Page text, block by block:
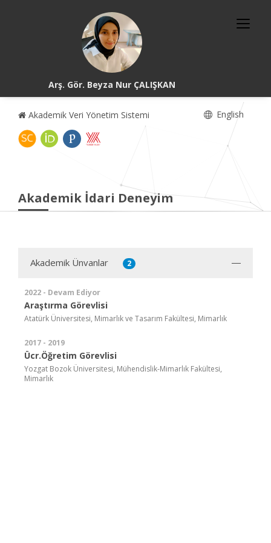
Arş. Gör. Beyza Nur ÇALIŞKAN
Akademik Veri Yönetim Sistemi English
Akademik İdari Deneyim
Akademik Ünvanlar 2
2022 - Devam Ediyor
Araştırma Görevlisi
Atatürk Üniversitesi, Mimarlık ve Tasarım Fakültesi, Mimarlık
2017 - 2019
Ücr.Öğretim Görevlisi
Yozgat Bozok Üniversitesi, Mühendislik-Mimarlık Fakültesi,
Mimarlık